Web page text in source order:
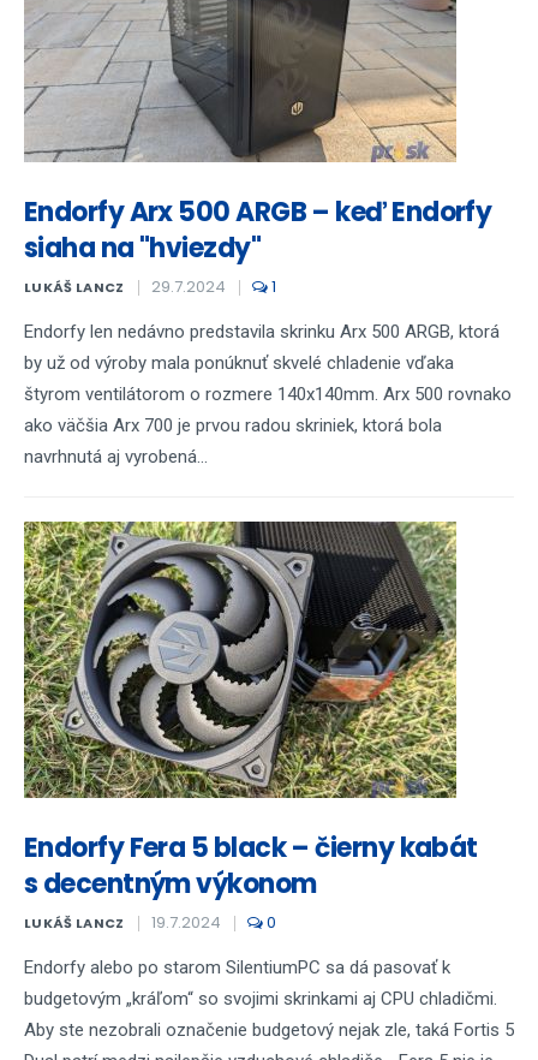
Endorfy Arx 500 ARGB – keď Endorfy
siaha na "hviezdy"
LUKÁŠ LANCZ 29.7.2024 1
Endorfy len nedávno predstavila skrinku Arx 500 ARGB, ktorá
by už od výroby mala ponúknuť skvelé chladenie vďaka
štyrom ventilátorom o rozmere 140x140mm. Arx 500 rovnako
ako väčšia Arx 700 je prvou radou skriniek, ktorá bola
navrhnutá aj vyrobená...
Endorfy Fera 5 black – čierny kabát
s decentným výkonom
LUKÁŠ LANCZ 19.7.2024 0
Endorfy alebo po starom SilentiumPC sa dá pasovať k
budgetovým „kráľom“ so svojimi skrinkami aj CPU chladičmi.
Aby ste nezobrali označenie budgetový nejak zle, taká Fortis 5